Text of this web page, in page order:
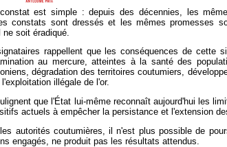
est simple : depuis des décennies, les
constats sont dressés et les mêmes promesses
ne soit éradiqué.
rappellent que les conséquences de cette
au mercure, atteintes à la santé des
dégradation des territoires coutumiers,
l'exploitation illégale de l'or.
que l'État lui-même reconnaît aujourd'hui les
actuels à empêcher la persistance et l'extension
autorités coutumières, il n'est plus possible de
engagés, ne produit pas les résultats attendus.